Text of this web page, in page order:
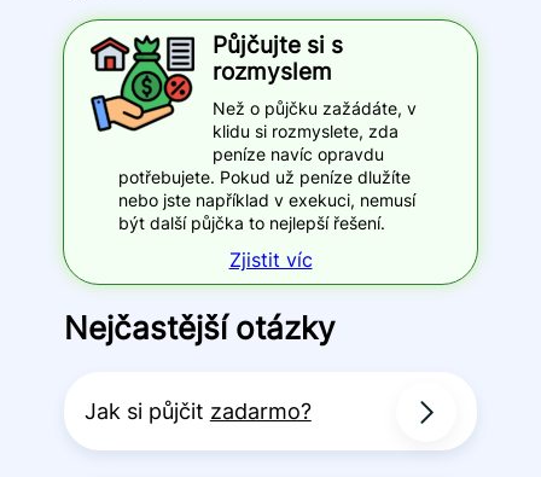
Půjčujte si s
rozmyslem
Než o půjčku zažádáte, v
klidu si rozmyslete, zda
peníze navíc opravdu
potřebujete. Pokud už peníze dlužíte
nebo jste například v exekuci, nemusí
být další půjčka to nejlepší řešení.
Zjistit víc
Nejčastější otázky
Jak si půjčit zadarmo?